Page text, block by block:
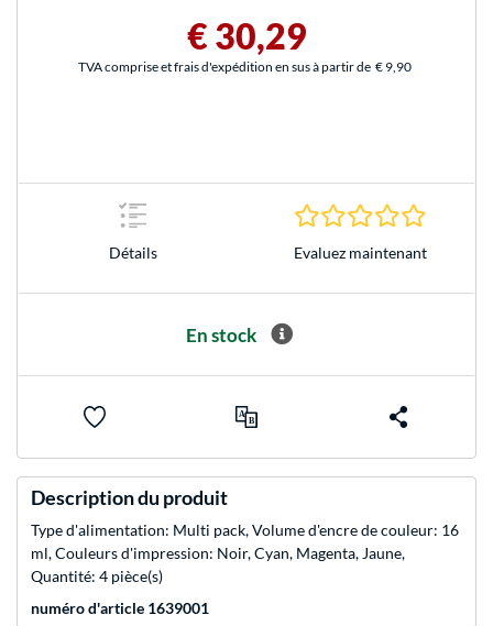
€ 30,29
TVA comprise et frais d'expédition en sus à partir de € 9,90
Détails Evaluez maintenant
En stock
Description du produit
Type d'alimentation: Multi pack, Volume d'encre de couleur: 16
ml, Couleurs d'impression: Noir, Cyan, Magenta, Jaune,
Quantité: 4 pièce(s)
numéro d'article 1639001